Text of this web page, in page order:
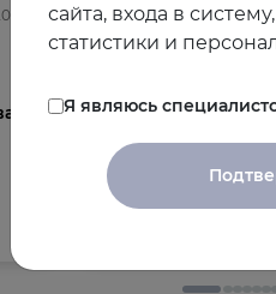
гормональной
сайта, входа в
статистики и
Я являюсь